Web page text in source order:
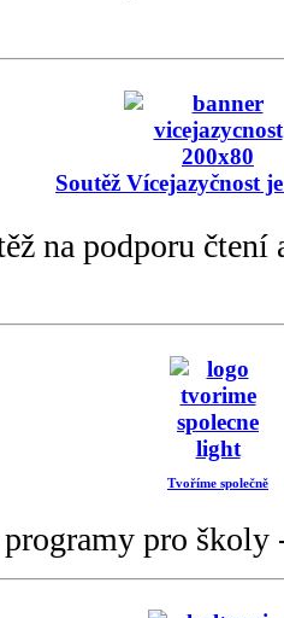
Soutěž Vícejazyčnost
na podporu
Tvoříme společně
pro